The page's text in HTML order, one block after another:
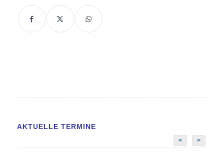
AKTUELLE TERMINE
< >